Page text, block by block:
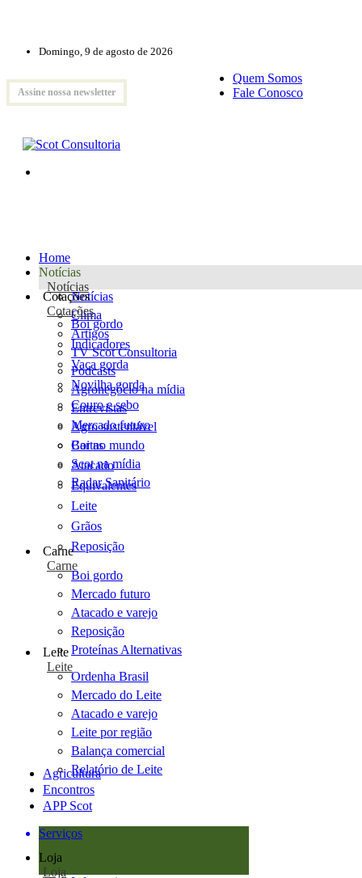
Domingo, 9 de agosto de 2026
Assine nossa newsletter
Quem Somos
Fale Conosco
Home
Notícias
Notícias
Notícias
Clima
Artigos
TV Scot Consultoria
Podcasts
Agronegócio na mídia
Entrevistas
Agro sustentável
Cartas
Scot na mídia
Radar Sanitário
Cotações
Cotações
Boi gordo
Indicadores
Vaca gorda
Novilha gorda
Couro e sebo
Mercado futuro
Boi no mundo
Atacado
Equivalentes
Leite
Grãos
Reposição
Carne
Carne
Boi gordo
Mercado futuro
Atacado e varejo
Reposição
Proteínas Alternativas
Leite
Leite
Ordenha Brasil
Mercado do Leite
Atacado e varejo
Leite por região
Balança comercial
Relatório de Leite
Agricultura
Encontros
APP Scot
Serviços
Loja
Loja